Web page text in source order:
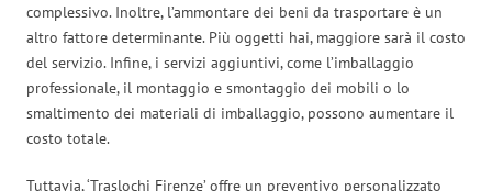
complessivo. Inoltre, l’ammontare dei beni da trasportare è un
altro fattore determinante. Più oggetti hai, maggiore sarà il costo
del servizio. Infine, i servizi aggiuntivi, come l’imballaggio
professionale, il montaggio e smontaggio dei mobili o lo
smaltimento dei materiali di imballaggio, possono aumentare il
costo totale.
Tuttavia, ‘Traslochi Firenze’ offre un preventivo personalizzato